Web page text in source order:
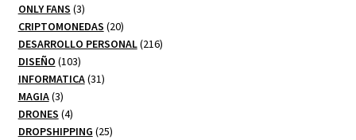
ONLY FANS 33
productos
CRIPTOMONEDAS 2020
productos
DESARROLLO PERSONAL 216216
DISEÑO 103103
productos
INFORMATICA 3131
MAGIA 33
productos
DRONES 44
productos
DROPSHIPPING 2525